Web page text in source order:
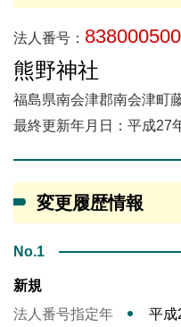
法人番号：
熊野神社
福島県南会津郡南会津町
最終更新年月日：平成27
変更履歴情報
No.1
新規
法人番号指定年
平成